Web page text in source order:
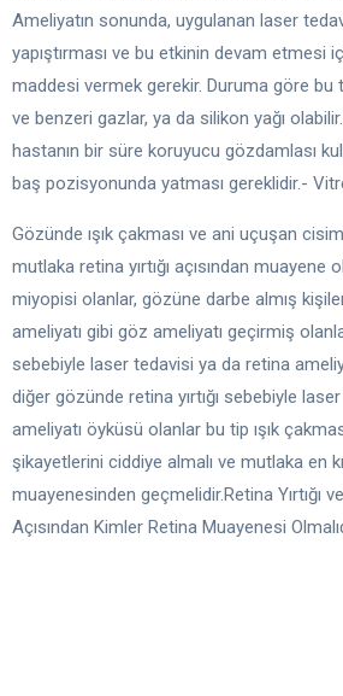
Ameliyatın sonunda, uygulanan laser
yapıştırması ve bu etkinin devam etmesi
maddesi vermek gerekir. Duruma göre bu
ve benzeri gazlar, ya da silikon yağı
hastanın bir süre koruyucu gözdamlası
baş pozisyonunda yatması gereklidir.-
Gözünde ışık çakması ve ani uçuşan
mutlaka retina yırtığı açısından muayene
miyopisi olanlar, gözüne darbe almış
ameliyatı gibi göz ameliyatı geçirmiş
sebebiyle laser tedavisi ya da retina
diğer gözünde retina yırtığı sebebiyle
ameliyatı öyküsü olanlar bu tip ışık
şikayetlerini ciddiye almalı ve mutlaka en
muayenesinden geçmelidir.Retina Yırtığı
Açısından Kimler Retina Muayenesi